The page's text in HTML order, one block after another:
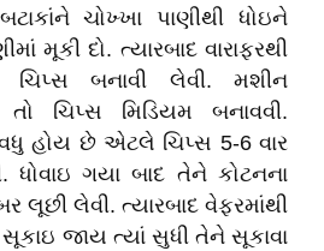
ચોખ્ખા પાણીથી ધોઇને
મૂકી દો. ત્યારબાદ વારાફરથી
ચિપ્સ બનાવી લેવી. મશીન
ચિપ્સ મિડિયમ બનાવવી.
વધુ હોય છે એટલે ચિપ્સ 5-6 વાર
ધોવાઇ ગયા બાદ તેને કોટનના
લૂછી લેવી. ત્યારબાદ વેફરમાંથી
સૂકાઇ જાય ત્યાં સુધી તેને સૂકાવા